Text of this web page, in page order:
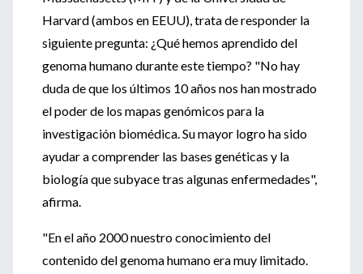
Harvard (ambos en EEUU), trata de responder la
siguiente pregunta: ¿Qué hemos aprendido del
genoma humano durante este tiempo? "No hay
duda de que los últimos 10 años nos han mostrado
el poder de los mapas genómicos para la
investigación biomédica. Su mayor logro ha sido
ayudar a comprender las bases genéticas y la
biología que subyace tras algunas enfermedades",
afirma.
"En el año 2000 nuestro conocimiento del
contenido del genoma humano era muy limitado.